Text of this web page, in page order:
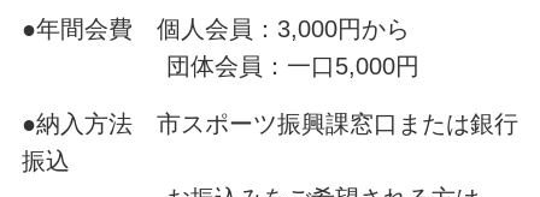
●年間会費 個人会員：3,000円から
団体会員：一口5,000円
●納入方法 市スポーツ振興課窓口または銀行
振込